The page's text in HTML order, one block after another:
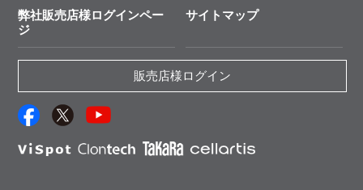
ユーザーズボイス集
エピジェネティクス実験ガイド
抗体検索サイト
資料請求 機器関連
資料請求 受託関連
資料請求 核酸抽出・精製カタログ
サンプル請求一覧
弊社販売店様ログインペー
ジ
サイトマップ
販売店様ログイン